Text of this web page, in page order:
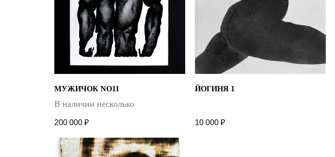
МУЖИЧОК NO11
В наличии несколько
200 000 ₽
ЙОГИНЯ 1
10 000 ₽